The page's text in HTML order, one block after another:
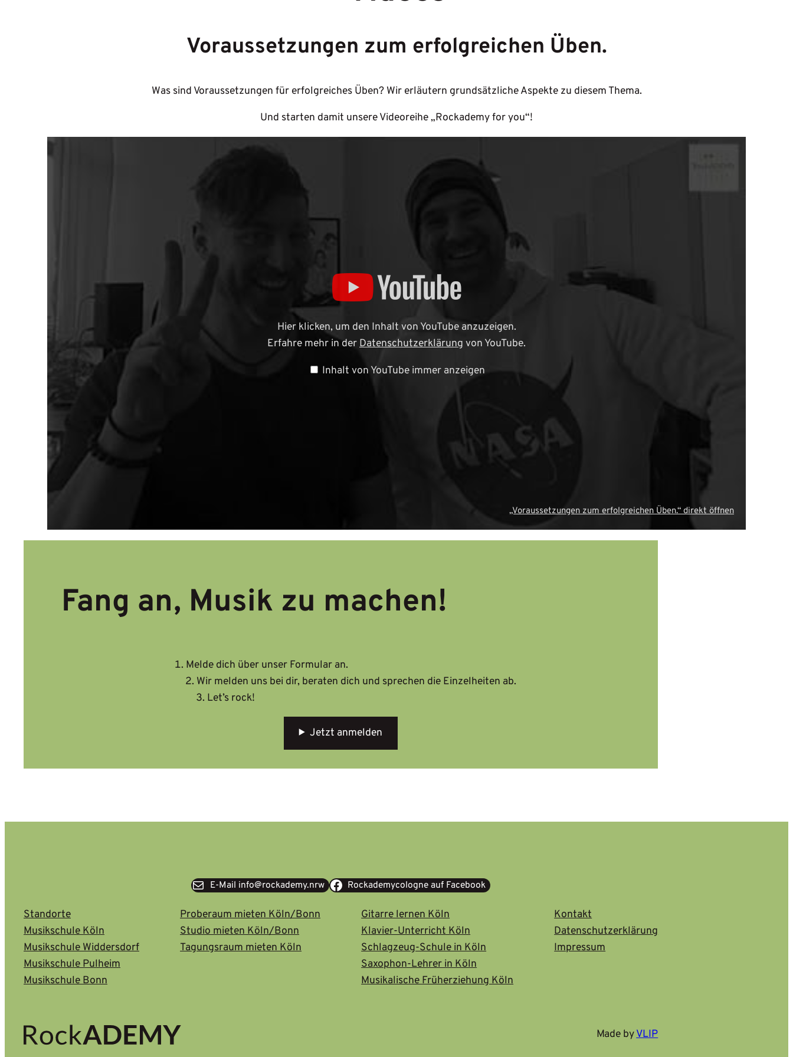
Voraussetzungen zum erfolgreichen Üben.
Was sind Voraussetzungen für erfolgreiches Üben? Wir erläutern grundsätzliche Aspekte zu diesem Thema.
Und starten damit unsere Videoreihe „Rockademy for you“!
YouTube
Hier klicken, um den Inhalt von YouTube anzuzeigen.
Erfahre mehr in derDatenschutzerklärung von YouTube.
Inhalt von YouTube immer anzeigen
„Voraussetzungen zum erfolgreichen Üben.“ direkt öffnen
Fang an, Musik zu machen!
Melde dich über unser Formular an.
Wir melden uns bei dir, beraten dich und sprechen die Einzelheiten ab.
Let’s rock!
Jetzt anmelden
E-Mail info@rockademy.nrw Rockademycologne auf Facebook
Standorte
Musikschule Köln
Musikschule Widdersdorf
Musikschule Pulheim
Musikschule Bonn
Proberaum mieten Köln/Bonn
Studio mieten Köln/Bonn
Tagungsraum mieten Köln
Gitarre lernen Köln
Klavier-Unterricht Köln
Schlagzeug-Schule in Köln
Saxophon-Lehrer in Köln
Musikalische Früherziehung Köln
Kontakt
Datenschutzerklärung
Impressum
Made byVLIP